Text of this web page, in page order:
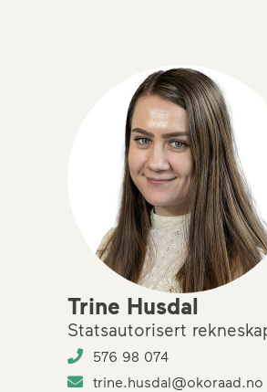
Trine Husdal
Statsautorisert
576 98 074
trine.husdal@okoraad.no